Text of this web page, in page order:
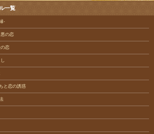
一覧
-
の恋
恋
と恋の誘惑